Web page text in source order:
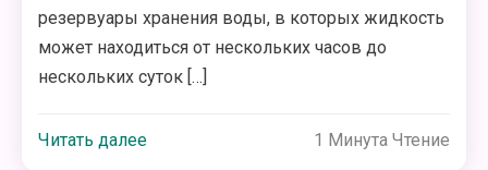
резервуары хранения воды, в которых жидкость
может находиться от нескольких часов до
нескольких суток […]
Читать далее 1 Минута Чтение